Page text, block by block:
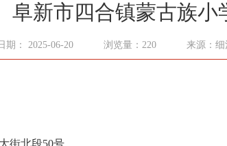
阜新市四合镇蒙古族小
期： 2025-06-20 浏览量：220 来源：
街北段50号